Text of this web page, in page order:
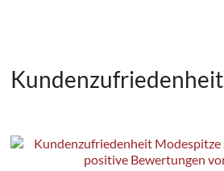
Kundenzufriedenheit